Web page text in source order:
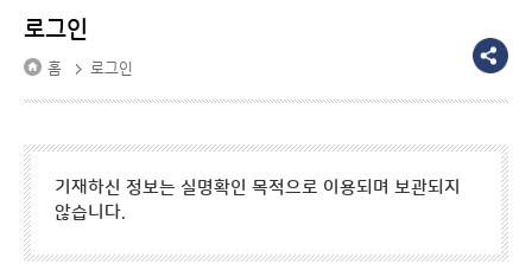
로그인
홈 로그인
기재하신 정보는 실명확인 목적으로 이용되며 보관되지
않습니다.